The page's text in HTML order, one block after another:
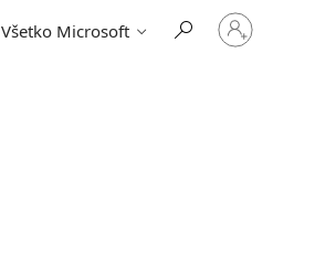
Všetko Microsoft
Prihláste
sa